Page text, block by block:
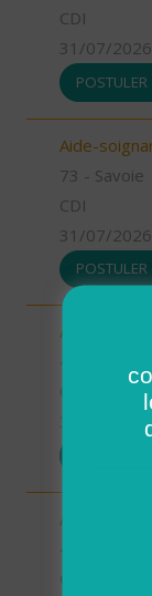
CDI
31/07/2026
POSTULER
Aide-
73 - Savoie
CDI
31/07/2026
POSTULER
Auxiliaire
31/07/2026
Auxiliaire